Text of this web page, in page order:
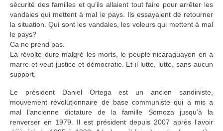
sécurité des familles et qu’ils allaient tout faire pour arrêter les
vandales qui mettent à mal le pays. Ils essayaient de retourner
la situation. Qui sont les vandales, les voleurs qui mettent à mal
le pays?
Ca ne prend pas.
La révolte dure malgré les morts, le peuple nicaraguayen en a
marre et veut justice et démocratie. Et il lutte, lutte, sans aucun
support.
Le président Daniel Ortega est un ancien sandiniste,
mouvement révolutionnaire de base communiste qui a mis a
mal l’ancienne dictature de la famille Somoza jusqu’à la
renverser en 1979. Il est président depuis 2007 après l’avoir